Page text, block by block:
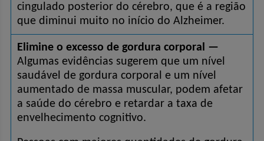
cingulado posterior do cérebro, que é a região
que diminui muito no início do Alzheimer.
Elimine o excesso de gordura corporal —
Algumas evidências sugerem que um nível
saudável de gordura corporal e um nível
aumentado de massa muscular, podem afetar
a saúde do cérebro e retardar a taxa de
envelhecimento cognitivo.